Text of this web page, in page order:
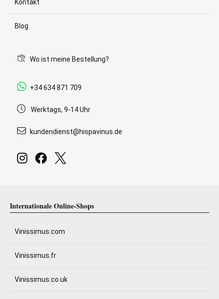
Kontakt
Blog
Wo ist meine Bestellung?
+34 634 871 709
Werktags, 9-14 Uhr
kundendienst@hispavinus.de
Internationale Online-Shops
Vinissimus.com
Vinissimus.fr
Vinissimus.co.uk